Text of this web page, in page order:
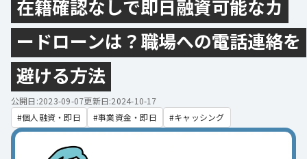
在籍確認なしで即日融資可能なカ
ードローンは？職場への電話連絡を
避ける方法
公開日:2023-09-07更新日:2024-10-17
個人融資・即日
事業資金・即日 キャッシング